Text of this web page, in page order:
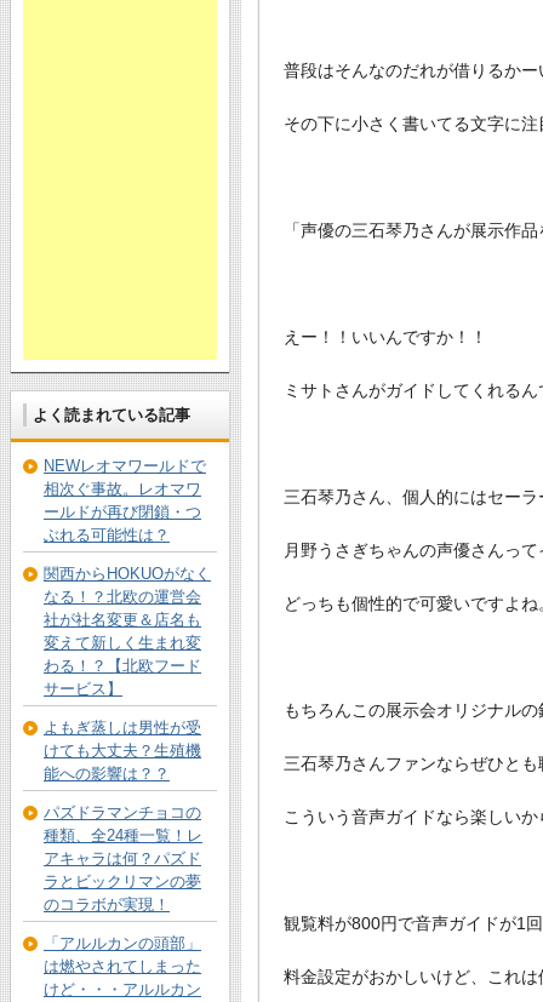
普段はそんなのだれが借りるか
その下に小さく書いてる文字に注
「声優の三石琴乃さんが展示作
えー！！いいんですか！！
ミサトさんがガイドしてくれる
三石琴乃さん、個人的にはセー
月野うさぎちゃんの声優さんっ
どっちも個性的で可愛いですよ
もちろんこの展示会オリジナル
三石琴乃さんファンならぜひと
こういう音声ガイドなら楽しい
観覧料が800円で音声ガイドが1
料金設定がおかしいけど、これ
よく読まれている記事
NEWレオマワールドで
相次ぐ事故。レオマワ
ールドが再び閉鎖・つ
ぶれる可能性は？
関西からHOKUOがなく
なる！？北欧の運営会
社が社名変更＆店名も
変えて新しく生まれ変
わる！？【北欧フード
サービス】
よもぎ蒸しは男性が受
けても大丈夫？生殖機
能への影響は？？
パズドラマンチョコの
種類、全24種一覧！レ
アキャラは何？パズド
ラとビックリマンの夢
のコラボが実現！
「アルルカンの頭部」
は燃やされてしまった
けど・・・アルルカン